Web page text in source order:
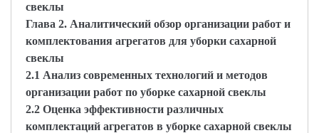
свеклы
Глава 2. Аналитический обзор организации работ и
комплектования агрегатов для уборки сахарной
свеклы
2.1 Анализ современных технологий и методов
организации работ по уборке сахарной свеклы
2.2 Оценка эффективности различных
комплектаций агрегатов в уборке сахарной свеклы